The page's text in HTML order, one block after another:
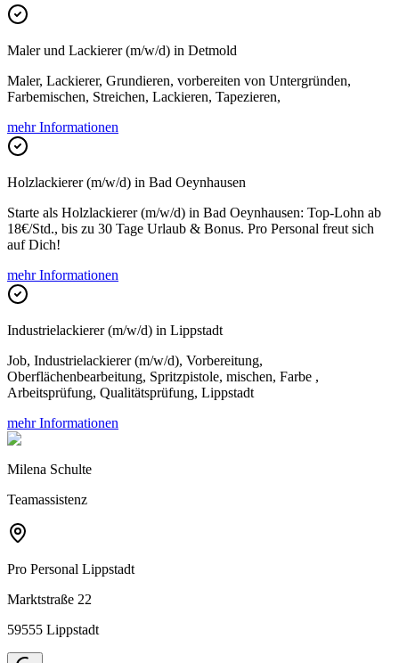
Maler und Lackierer (m/w/d) in Detmold
Maler, Lackierer, Grundieren, vorbereiten von Untergründen,
Farbemischen, Streichen, Lackieren, Tapezieren,
mehr Informationen
Holzlackierer (m/w/d) in Bad Oeynhausen
Starte als Holzlackierer (m/w/d) in Bad Oeynhausen: Top-Lohn ab
18€/Std., bis zu 30 Tage Urlaub & Bonus. Pro Personal freut sich
auf Dich!
mehr Informationen
Industrielackierer (m/w/d) in Lippstadt
Job, Industrielackierer (m/w/d), Vorbereitung,
Oberflächenbearbeitung, Spritzpistole, mischen, Farbe ,
Arbeitsprüfung, Qualitätsprüfung, Lippstadt
mehr Informationen
Milena Schulte
Teamassistenz
Pro Personal Lippstadt
Marktstraße 22
59555 Lippstadt